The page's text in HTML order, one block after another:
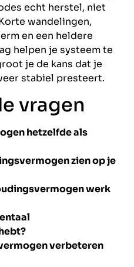
echt herstel, niet
wandelingen,
en een heldere
helpen je systeem te
je de kans dat je
stabiel presteert.
vragen
hetzelfde als
zien op je
werk
verbeteren